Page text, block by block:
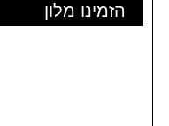
הזמינו מלון